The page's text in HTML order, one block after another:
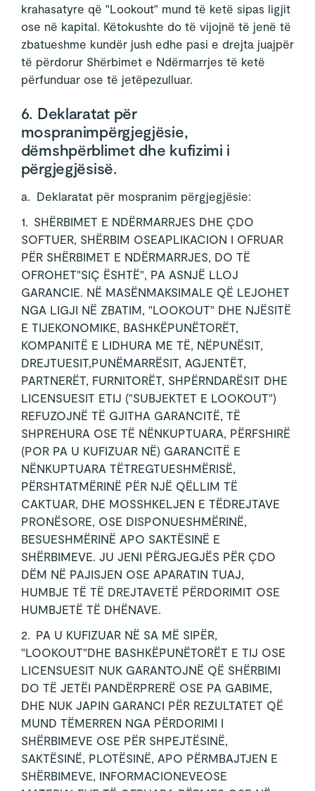
krahasatyre që "Lookout" mund të ketë sipas ligjit
ose në kapital. Këtokushte do të vijojnë të jenë të
zbatueshme kundër jush edhe pasi e drejta juajpër
të përdorur Shërbimet e Ndërmarrjes të ketë
përfunduar ose të jetëpezulluar.
6. Deklaratat për
mospranimpërgjegjësie,
dëmshpërblimet dhe kufizimi i
përgjegjësisë.
a. Deklaratat për mospranim përgjegjësie:
1. SHËRBIMET E NDËRMARRJES DHE ÇDO
SOFTUER, SHËRBIM OSEAPLIKACION I OFRUAR
PËR SHËRBIMET E NDËRMARRJES, DO TË
OFROHET"SIÇ ËSHTË", PA ASNJË LLOJ
GARANCIE. NË MASËNMAKSIMALE QË LEJOHET
NGA LIGJI NË ZBATIM, "LOOKOUT" DHE NJËSITË
E TIJEKONOMIKE, BASHKËPUNËTORËT,
KOMPANITË E LIDHURA ME TË, NËPUNËSIT,
DREJTUESIT,PUNËMARRËSIT, AGJENTËT,
PARTNERËT, FURNITORËT, SHPËRNDARËSIT DHE
LICENSUESIT ETIJ ("SUBJEKTET E LOOKOUT")
REFUZOJNË TË GJITHA GARANCITË, TË
SHPREHURA OSE TË NËNKUPTUARA, PËRFSHIRË
(POR PA U KUFIZUAR NË) GARANCITË E
NËNKUPTUARA TËTREGTUESHMËRISË,
PËRSHTATMËRINË PËR NJË QËLLIM TË
CAKTUAR, DHE MOSSHKELJEN E TËDREJTAVE
PRONËSORE, OSE DISPONUESHMËRINË,
BESUESHMËRINË APO SAKTËSINË E
SHËRBIMEVE. JU JENI PËRGJEGJËS PËR ÇDO
DËM NË PAJISJEN OSE APARATIN TUAJ,
HUMBJE TË TË DREJTAVETË PËRDORIMIT OSE
HUMBJETË TË DHËNAVE.
2. PA U KUFIZUAR NË SA MË SIPËR,
"LOOKOUT"DHE BASHKËPUNËTORËT E TIJ OSE
LICENSUESIT NUK GARANTOJNË QË SHËRBIMI
DO TË JETËI PANDËRPRERË OSE PA GABIME,
DHE NUK JAPIN GARANCI PËR REZULTATET QË
MUND TËMERREN NGA PËRDORIMI I
SHËRBIMEVE OSE PËR SHPEJTËSINË,
SAKTËSINË, PLOTËSINË, APO PËRMBAJTJEN E
SHËRBIMEVE, INFORMACIONEVEOSE